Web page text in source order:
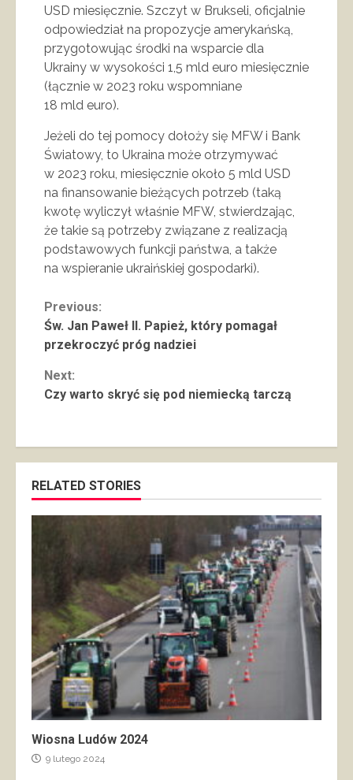
USD miesięcznie. Szczyt w Brukseli, oficjalnie
odpowiedział na propozycje amerykańską,
przygotowując środki na wsparcie dla
Ukrainy w wysokości 1,5 mld euro miesięcznie
(łącznie w 2023 roku wspomniane
18 mld euro).
Jeżeli do tej pomocy dołoży się MFW i Bank
Światowy, to Ukraina może otrzymywać
w 2023 roku, miesięcznie około 5 mld USD
na finansowanie bieżących potrzeb (taką
kwotę wyliczył właśnie MFW, stwierdzając,
że takie są potrzeby związane z realizacją
podstawowych funkcji państwa, a także
na wspieranie ukraińskiej gospodarki).
Continue
Reading
Previous:
Św. Jan Paweł II. Papież, który pomagał
przekroczyć próg nadziei
Next:
Czy warto skryć się pod niemiecką tarczą
RELATED STORIES
Wiosna Ludów 2024
9 lutego 2024